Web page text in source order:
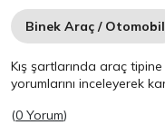
Binek Araç / Otomobil
Kış şartlarında araç
yorumlarını inceleyerek
(0 Yorum)